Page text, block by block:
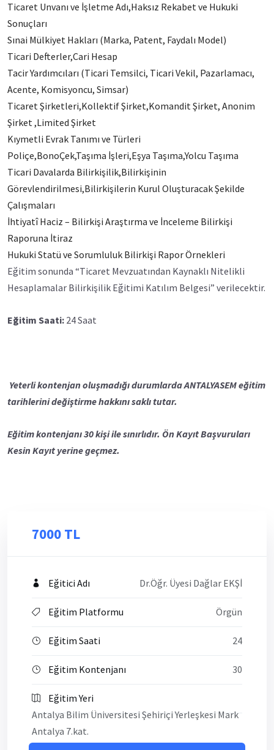
Ticaret Unvanı ve İşletme Adı,Haksız Rekabet ve Hukuki
Sonuçları
Sınai Mülkiyet Hakları (Marka, Patent, Faydalı Model)
Ticari Defterler,Cari Hesap
Tacir Yardımcıları (Ticari Temsilci, Ticari Vekil, Pazarlamacı,
Acente, Komisyoncu, Simsar)
Ticaret Şirketleri,Kollektif Şirket,Komandit Şirket, Anonim
Şirket ,Limited Şirket
Kıymetli Evrak Tanımı ve Türleri
Poliçe,BonoÇek,Taşıma İşleri,Eşya Taşıma,Yolcu Taşıma
Ticari Davalarda Bilirkişilik,Bilirkişinin
Görevlendirilmesi,Bilirkişilerin Kurul Oluşturacak Şekilde
Çalışmaları
İhtiyatî Haciz – Bilirkişi Araştırma ve İnceleme Bilirkişi
Raporuna İtiraz
Hukuki Statü ve Sorumluluk Bilirkişi Rapor Örnekleri
Eğitim sonunda “Ticaret Mevzuatından Kaynaklı Nitelikli
Hesaplamalar Bilirkişilik Eğitimi Katılım Belgesi” verilecektir.
Eğitim Saati: 24 Saat
Yeterli kontenjan oluşmadığı durumlarda ANTALYASEM eğitim
tarihlerini değiştirme hakkını saklı tutar.
Eğitim kontenjanı 30 kişi ile sınırlıdır. Ön Kayıt Başvuruları
Kesin Kayıt yerine geçmez.
7000 TL
Eğitici Adı Dr.Öğr. Üyesi Dağlar EKŞİ
Eğitim Platformu Örgün
Eğitim Saati 24
Eğitim Kontenjanı 30
Eğitim Yeri
Antalya Bilim Üniversitesi Şehiriçi Yerleşkesi Mark
Antalya 7.kat.